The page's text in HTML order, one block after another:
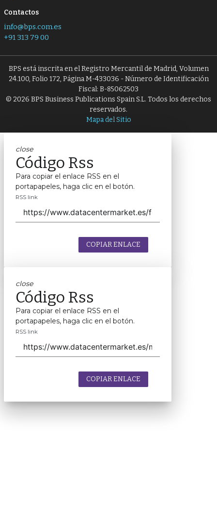
Contactos
info@bps.com.es
+91 313 79 00
BPS está inscrita en el Registro Mercantil de Madrid, Volumen
24.100, Folio 172, Página M-433036 - Número de Identificación
Fiscal: B-85062503
© 2026 BPS Business Publications Spain S.L. Todos los derechos
reservados.
Mapa del Sitio
close
Código Rss
Para copiar el enlace RSS en el
portapapeles, haga clic en el botón.
RSS link
COPIAR ENLACE
close
Código Rss
Para copiar el enlace RSS en el
portapapeles, haga clic en el botón.
RSS link
COPIAR ENLACE